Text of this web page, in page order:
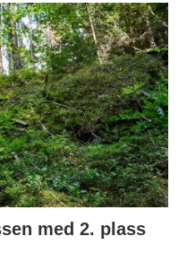
med 2. plass